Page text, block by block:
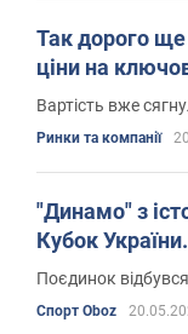
Так дорого ще
ціни на
Вартість вже
Ринки та компанії
"Динамо" з
Кубок
Поєдинок
Спорт Oboz